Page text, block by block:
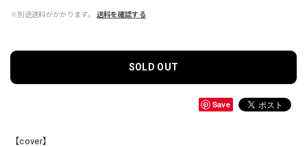
※別途送料がかかります。 送料を確認する
SOLD OUT
Save
【cover】